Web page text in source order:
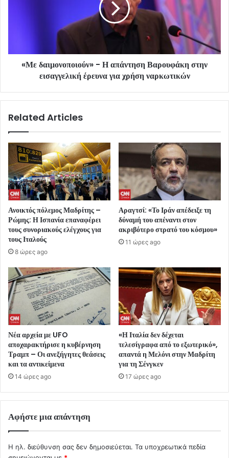
«Με δαιμονοποιούν» - Η απάντηση Βαρουφάκη στην
εισαγγελική έρευνα για χρήση ναρκωτικών
Related Articles
Ανοικτός πόλεμος Μαδρίτης –
Ρώμης: Η Ισπανία επαναφέρει
τους συνοριακούς ελέγχους για
τους Ιταλούς
8 ώρες ago
Αραγτσί: «Το Ιράν απέδειξε τη
δύναμή του απέναντι στον
ακριβότερο στρατό του κόσμου»
11 ώρες ago
Νέα αρχεία με UFO
αποχαρακτήρισε η κυβέρνηση
Τραμπ – Οι ανεξήγητες θεάσεις
και τα αντικείμενα
14 ώρες ago
«Η Ιταλία δεν δέχεται
τελεσίγραφα από το εξωτερικό»,
απαντά η Μελόνι στην Μαδρίτη
για τη Σένγκεν
17 ώρες ago
Αφήστε μια απάντηση
Η ηλ. διεύθυνση σας δεν δημοσιεύεται. Τα υποχρεωτικά πεδία